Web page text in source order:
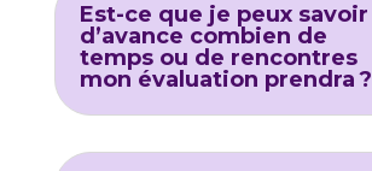
Est-ce que je peux savoir
d’avance combien de
temps ou de rencontres
mon évaluation prendra ?